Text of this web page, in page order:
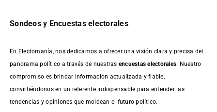
Sondeos y Encuestas electorales
En Electomanía, nos dedicamos a ofrecer una visión clara y precisa del
panorama político a través de nuestras encuestas electorales. Nuestro
compromiso es brindar información actualizada y fiable,
convirtiéndonos en un referente indispensable para entender las
tendencias y opiniones que moldean el futuro político.